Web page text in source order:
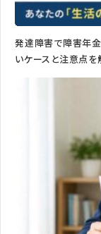
発達障害で障害年
いケースと注意点を